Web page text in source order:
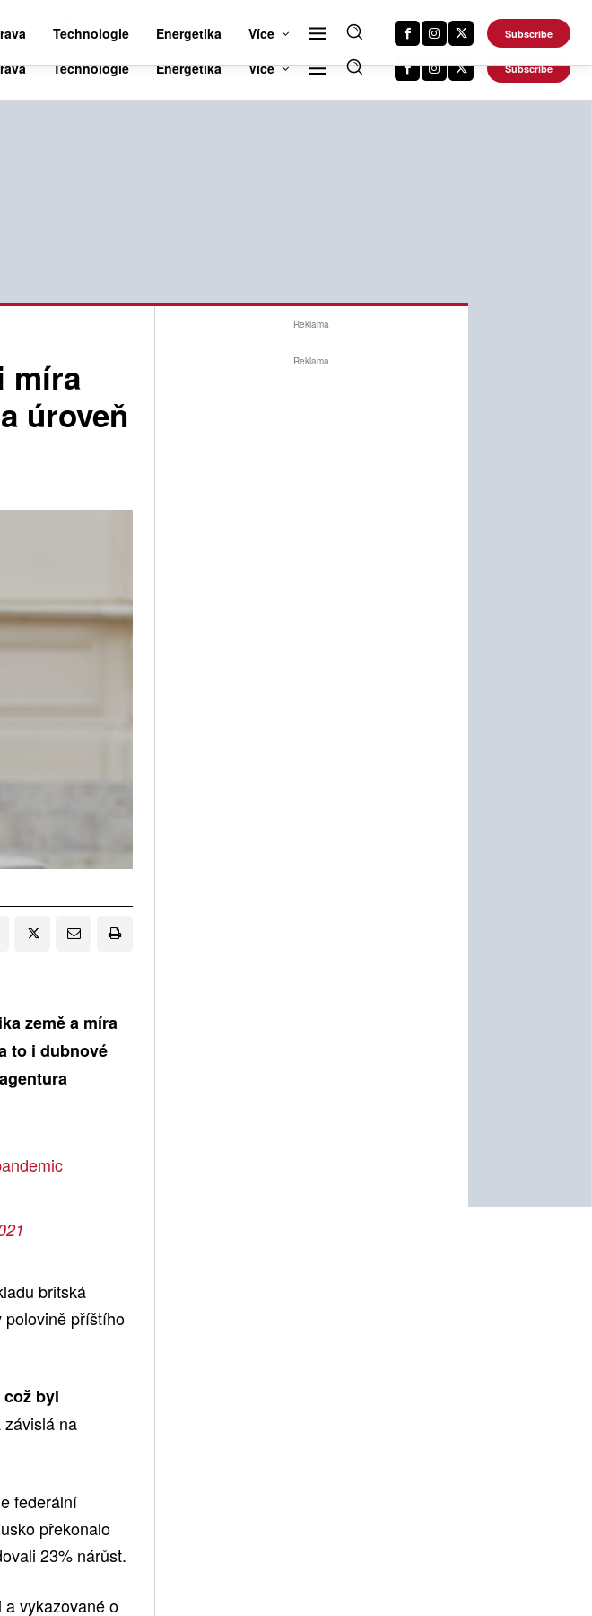
DALŠÍ WEBY
Technologie Energetika Více Subscribe
míra
úroveň
země a míra
to i dubnové
britská
polovině příštího
byl
na
federální
překonalo
23% nárůst.
a vykazované o
Reklama
Reklama